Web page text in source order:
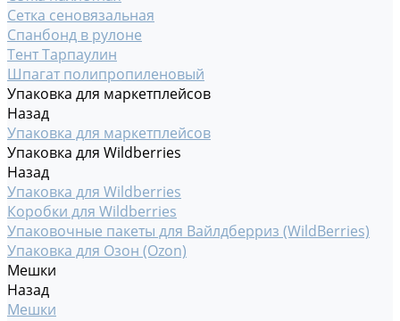
Сетка сеновязальная
Спанбонд в рулоне
Тент Тарпаулин
Шпагат полипропиленовый
Упаковка для маркетплейсов
Назад
Упаковка для маркетплейсов
Упаковка для Wildberries
Назад
Упаковка для Wildberries
Коробки для Wildberries
Упаковочные пакеты для Вайлдберриз (WildBerries)
Упаковка для Озон (Ozon)
Мешки
Назад
Мешки